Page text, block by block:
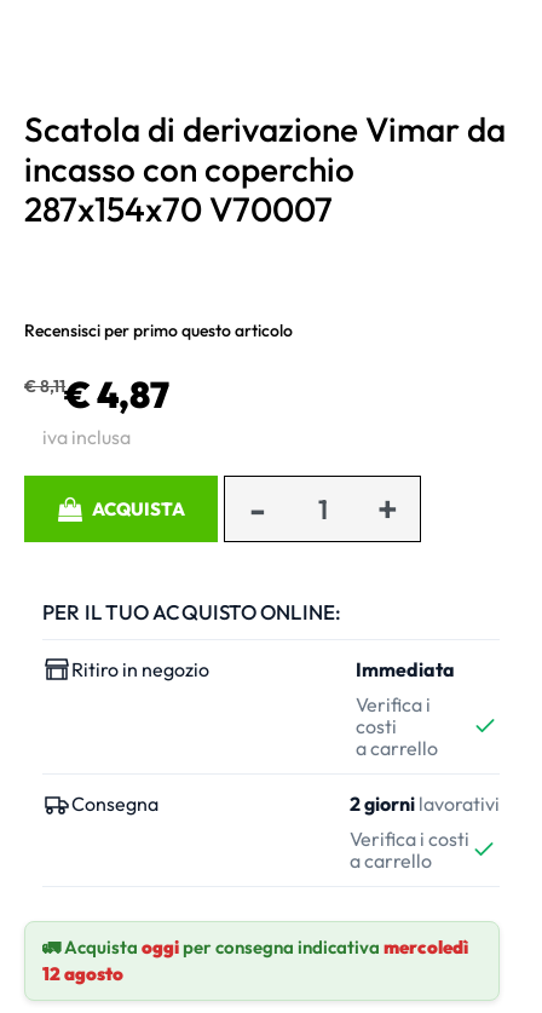
Scatola di derivazione Vimar da
incasso con coperchio
287x154x70 V70007
Recensisci per primo questo articolo
€ 8,11€ 4,87
iva inclusa
ACQUISTA
PER IL TUO ACQUISTO ONLINE:
Ritiro in negozio
Immediata
Verifica i
costi
a carrello
Consegna 2 giorni lavorativi
Verifica i costi
a carrello
🚛 Acquista oggiper consegna indicativa mercoledì
12 agosto